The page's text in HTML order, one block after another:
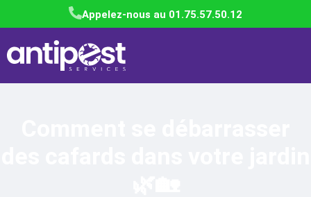
Appelez-nous au 01.75.57.50.12